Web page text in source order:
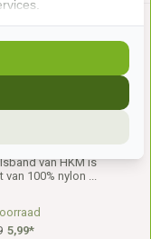
Ida
van HKM is
van 100% nylon ...
5,99*